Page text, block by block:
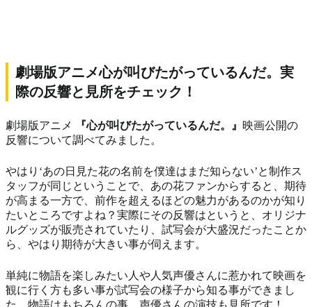
劇場版アニメ心が叫びたがっているんだ。実
際の反響と見所をチェック！
劇場版アニメ 『心が叫びたがっているんだ。』 映画公開の
反響について調べてみました。
やはり ‘あの日見た花の名前を僕達はまだ知らない’と制作ス
タッフが同じということで、あの花ファンからすると、期待
が高まる一方で、前作を超えるほどの魅力があるのかが知り
たいところですよね？実際にその反響はというと、オリジナ
ルグッズが販売されていたり、試写会が大盛況だったことか
ら、やはり期待が大きい事が伺えます。
単純に物語を楽しみたい人や人気声優さんに惹かれて映画を
観に行く方も多い事が試写会の様子から知る事ができまし
た。物語はもちろんの事、声優さんの演技も見所です！